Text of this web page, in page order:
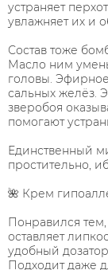
устраняет
увлажняет их и
Состав тоже
Масло ним
головы.
сальных желёз.
зверобоя
помогают
Единственный
простительно,
🌺 Крем
Понравился тем,
оставляет
удобный
Подходит даже